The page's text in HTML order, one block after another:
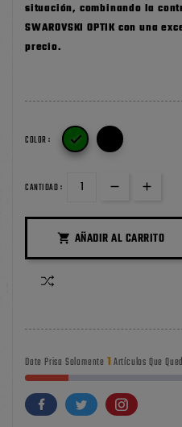
situación, combinando la
SWAROVSKI OPTIK con una
precio.
COLOR : 
CANTIDAD :
 AÑADIR AL CARRITO
Date Prisa Solamente 1Artículos Que